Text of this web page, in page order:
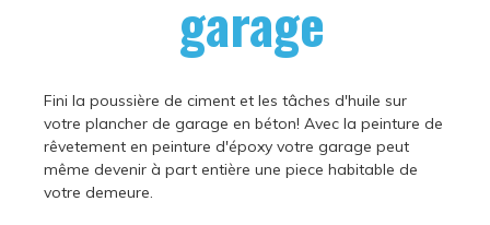
garage
Fini la poussière de ciment et les tâches d'huile sur
votre plancher de garage en béton! Avec la peinture de
rêvetement en peinture d'époxy votre garage peut
même devenir à part entière une piece habitable de
votre demeure.